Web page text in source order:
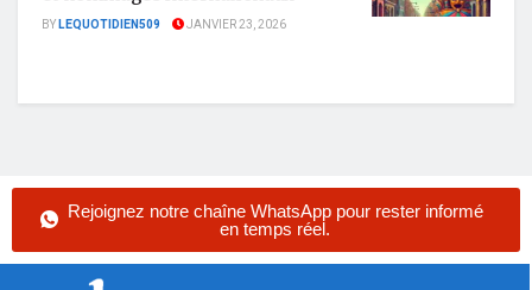
BYLEQUOTIDIEN509 JANVIER 23, 2026
Rejoignez notre chaîne WhatsApp pour rester informé
en temps réel.